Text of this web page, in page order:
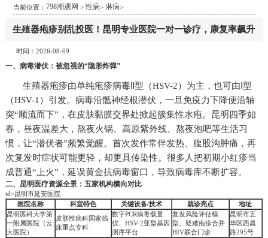
当前位置：798潮观网 >性病>淋病>
生殖器疱疹别乱投医！昆明专业医院一对一诊疗，康复率飙升
时间：2026-08-09
一、病毒潜伏：被忽视的“隐形炸弹”
生殖器疱疹由单纯疱疹病毒Ⅱ型（HSV-2）为主，也可由Ⅰ型
（HSV-1）引发。病毒沿骶神经根潜伏，一旦免疫力下降便沿轴
突“顺流而下”，在皮肤黏膜交界处掀起簇集性水疱。昆明四季如
春，昼夜温差大，熬夜火锅、高原紫外线、熬夜泡吧等生活习
惯，让“潜伏者”频繁觉醒。首次发作常伴发热、腹股沟肿痛，再
次复发时症状可能更轻，却更具传染性。很多人把初期小红疹当
成普通“上火”，延误黄金抗病毒窗口，导致病毒库不断扩容。
二、昆明医疗资源全景：五家机构横向对比
td>昆明市延安医院
医院名称
科室特色 关键设备/技术 就诊亮点
地址
昆明医科大学第
一附属医院（云
大医院）
皮肤性病科国家临
床重点专科
数字PCR病毒载量
仪、HSV-2亚型基因
测序平台
复发风险评估模
型、疑难疱疹合并
HIV联合门诊
昆明市五
华区西昌
路295号